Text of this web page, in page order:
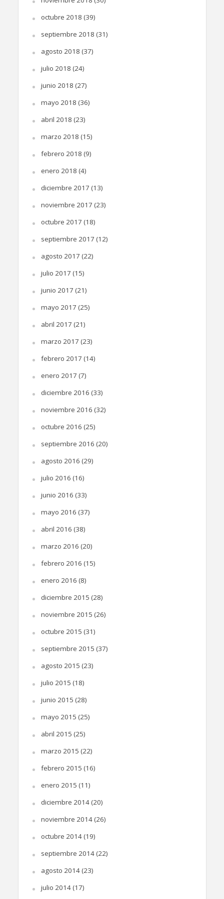
octubre 2018 (39)
septiembre 2018 (31)
agosto 2018 (37)
julio 2018 (24)
junio 2018 (27)
mayo 2018 (36)
abril 2018 (23)
marzo 2018 (15)
febrero 2018 (9)
enero 2018 (4)
diciembre 2017 (13)
noviembre 2017 (23)
octubre 2017 (18)
septiembre 2017 (12)
agosto 2017 (22)
julio 2017 (15)
junio 2017 (21)
mayo 2017 (25)
abril 2017 (21)
marzo 2017 (23)
febrero 2017 (14)
enero 2017 (7)
diciembre 2016 (33)
noviembre 2016 (32)
octubre 2016 (25)
septiembre 2016 (20)
agosto 2016 (29)
julio 2016 (16)
junio 2016 (33)
mayo 2016 (37)
abril 2016 (38)
marzo 2016 (20)
febrero 2016 (15)
enero 2016 (8)
diciembre 2015 (28)
noviembre 2015 (26)
octubre 2015 (31)
septiembre 2015 (37)
agosto 2015 (23)
julio 2015 (18)
junio 2015 (28)
mayo 2015 (25)
abril 2015 (25)
marzo 2015 (22)
febrero 2015 (16)
enero 2015 (11)
diciembre 2014(20)
noviembre 2014(26)
octubre 2014(19)
septiembre 2014(22)
agosto 2014(23)
julio 2014(17)